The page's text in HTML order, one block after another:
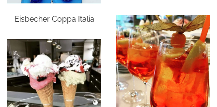
Eisbecher Coppa Italia